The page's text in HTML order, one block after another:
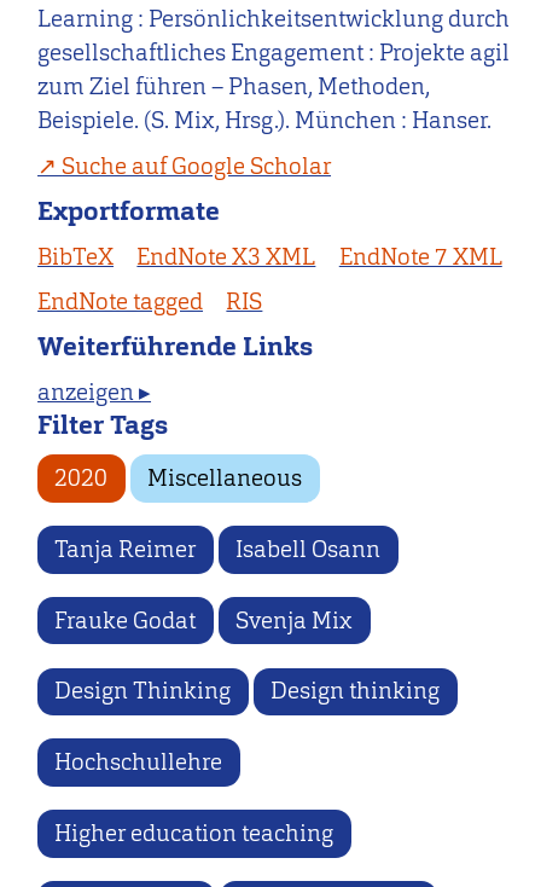
Learning : Persönlichkeitsentwicklung durch
gesellschaftliches Engagement : Projekte agil
zum Ziel führen – Phasen, Methoden,
Beispiele. (S. Mix, Hrsg.). München : Hanser.
Suche auf Google Scholar
Exportformate
BibTeX EndNote X3 XML
EndNote 7 XML
EndNote tagged
RIS
Weiterführende Links
anzeigen ▸
Filter Tags
2020 Miscellaneous
Tanja Reimer Isabell Osann
Frauke Godat Svenja Mix
Design Thinking Design thinking
Hochschullehre
Higher education teaching